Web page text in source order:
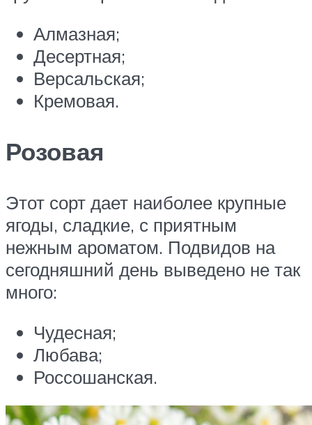
Алмазная;
Десертная;
Версальская;
Кремовая.
Розовая
Этот сорт дает наиболее крупные
ягоды, сладкие, с приятным
нежным ароматом. Подвидов на
сегодняшний день выведено не так
много:
Чудесная;
Любава;
Россошанская.